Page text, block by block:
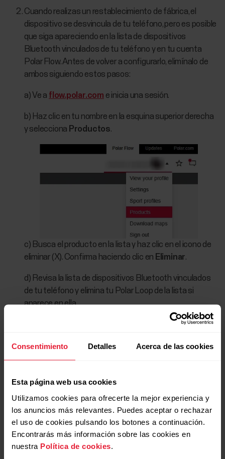
Consentimiento Detalles Acerca de las cookies
Esta página web usa cookies
Utilizamos cookies para ofrecerte la mejor experiencia y
los anuncios más relevantes. Puedes aceptar o rechazar
el uso de cookies pulsando los botones a continuación.
Encontrarás más información sobre las cookies en
nuestra Política de cookies
Cuando realizas un restablecimiento de fábrica, el
dispositivo se desvincula de tu teléfono, pero es posible
que siga apareciendo en la lista de dispositivos
Bluetooth vinculados de tu teléfono y en tu cuenta
Polar Flow. Antes de volver a configurarlo, elimínalo de
ambos siguiendo estos pasos:
a) Ve a flow.polar.com e inicia una sesión.
b) Haz clic en tu nombre en la esquina superior derecha
y selecciona Productos.
c) Busca el producto en la lista y haz clic en el icono de
eliminar (X). Confirma haciendo clic en Eliminar.
d) Revisa la lista de dispositivos Bluetooth vinculados
de tu teléfono y elimina tu Polar Loop de la lista si
aparece en ella.
Ajustes > Bluetooth > toca en "i" junto a Polar Loop
Android:Ajustes > Bluetooth > toca en el icono de rueda
Polar Loop solo puede vincularse con un